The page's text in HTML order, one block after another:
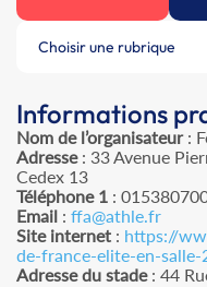
Choisir une rubrique
Informations
Nom de l’organisateur:
Adresse: 33 Avenue
Cedex 13
Téléphone 1 :
Email : ffa@athle.fr
Site internet : https://
de-france-elite-en-
Adresse du stade: 44